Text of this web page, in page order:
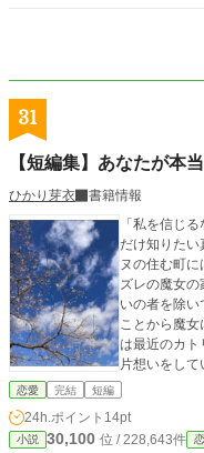
31
【短編集】あなたが本
ひかり芽衣
書籍情報
「私を信じ
だけ知りたい
ヌの住む町
ズレの魔女
いの者を除
ことから魔
は最近のカト
片想いをして
ムニバス形式
丈夫です。
稿します。 書き
恋愛 完結 短編
24h.ポイント 14pt
小説 30,100 位 / 228,643件